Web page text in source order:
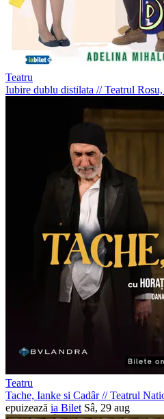
Teatru
Iubire dublu distilata //Teatrul
Teatru
Tache, Ianke si Cadâr//Teatrul
epuizează ia Bilet Sâ, 29 aug